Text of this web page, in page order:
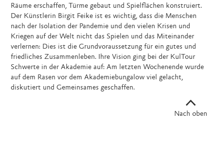
Räume erschaffen, Türme gebaut und Spielflächen konstruiert.
Der Künstlerin Birgit Feike ist es wichtig, dass die Menschen
nach der Isolation der Pandemie und den vielen Krisen und
Kriegen auf der Welt nicht das Spielen und das Miteinander
verlernen: Dies ist die Grundvoraussetzung für ein gutes und
friedliches Zusammenleben. Ihre Vision ging bei der KulTour
Schwerte in der Akademie auf: Am letzten Wochenende wurde
auf dem Rasen vor dem Akademiebungalow viel gelacht,
diskutiert und Gemeinsames geschaffen.
Nach oben